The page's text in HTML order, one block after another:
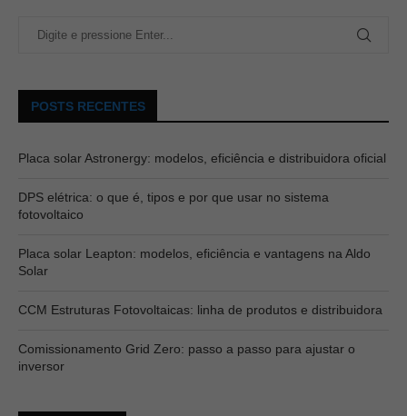
POSTS RECENTES
Placa solar Astronergy: modelos, eficiência e distribuidora oficial
DPS elétrica: o que é, tipos e por que usar no sistema
fotovoltaico
Placa solar Leapton: modelos, eficiência e vantagens na Aldo
Solar
CCM Estruturas Fotovoltaicas: linha de produtos e distribuidora
Comissionamento Grid Zero: passo a passo para ajustar o
inversor